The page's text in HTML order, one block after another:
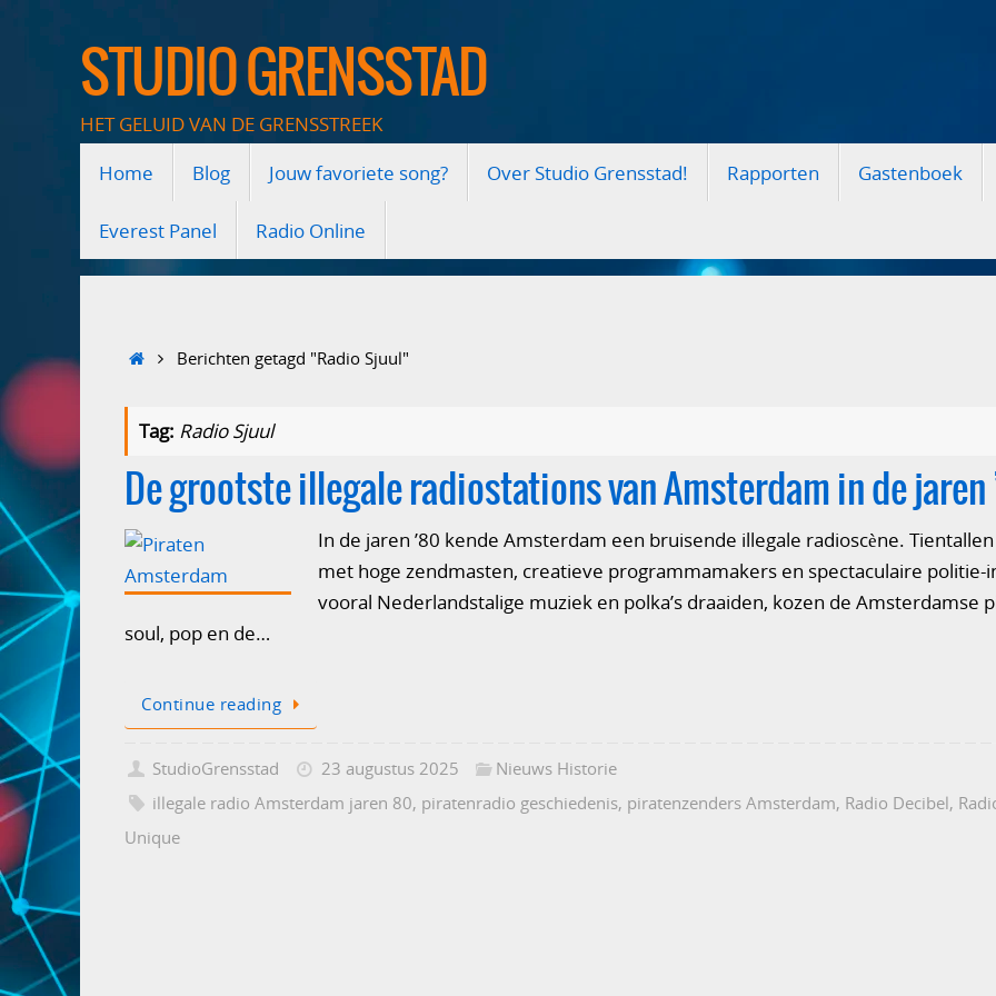
STUDIO GRENSSTAD
HET GELUID VAN DE GRENSSTREEK
naar
inhoud
Home Blog Jouw favoriete song? Over Studio Grensstad! Rapporten Gastenboek
Everest Panel Radio Online
HomeBerichten getagd "Radio Sjuul"
Tag: Radio Sjuul
De grootste illegale radiostations van Amsterdam in de jaren
In de jaren ’80 kende Amsterdam een bruisende illegale radioscène.
met hoge zendmasten, creatieve programmamakers en spectaculaire
vooral Nederlandstalige muziek en polka’s draaiden, kozen de Amsterdamse
soul, pop en de…
Continue reading
StudioGrensstad 23 augustus 2025
Nieuws Historie
illegale radio Amsterdam jaren 80, piratenradio geschiedenis, piratenzenders Amsterdam, Radio Decibel,
Unique